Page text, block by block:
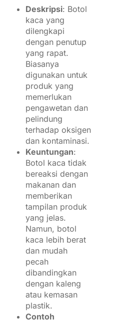
Deskripsi: Botol
kaca yang
dilengkapi
dengan penutup
yang rapat.
Biasanya
digunakan untuk
produk yang
memerlukan
pengawetan dan
pelindung
terhadap oksigen
dan kontaminasi.
Keuntungan:
Botol kaca tidak
bereaksi dengan
makanan dan
memberikan
tampilan produk
yang jelas.
Namun, botol
kaca lebih berat
dan mudah
pecah
dibandingkan
dengan kaleng
atau kemasan
plastik.
Contoh